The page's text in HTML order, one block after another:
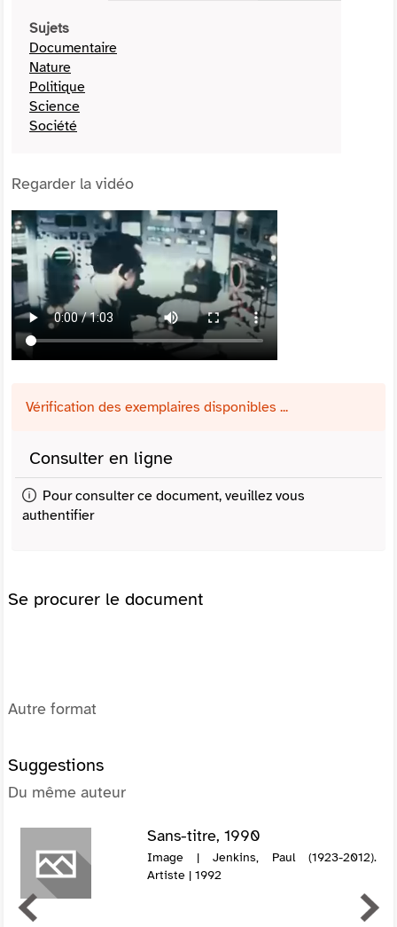
Sujets
Documentaire
Nature
Politique
Science
Société
Regarder la vidéo
Vérification des exemplaires disponibles ...
Consulter en ligne
Pour consulter ce document, veuillez vous
authentifier
Se procurer le document
Autre format
Suggestions
Du même auteur
Sans-titre, 1990
Image | Jenkins, Paul (1923-2012).
Artiste | 1992